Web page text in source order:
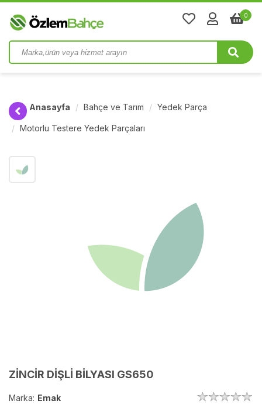
0
Anasayfa Bahçe ve Tarım Yedek Parça
Motorlu Testere Yedek Parçaları
ZİNCİR DİŞLİ BİLYASI GS650
Marka: Emak